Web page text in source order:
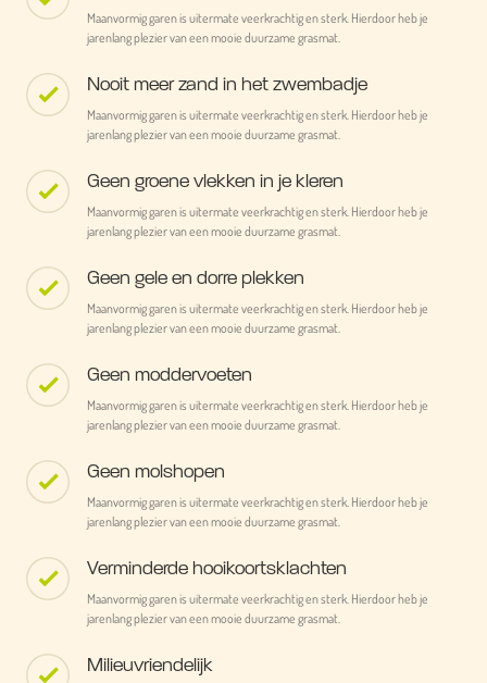
Maanvormig garen is uitermate veerkrachtig en sterk. Hierdoor heb je
jarenlang plezier van een mooie duurzame grasmat.
Nooit meer zand in het zwembadje
Maanvormig garen is uitermate veerkrachtig en sterk. Hierdoor heb je
jarenlang plezier van een mooie duurzame grasmat.
Geen groene vlekken in je kleren
Maanvormig garen is uitermate veerkrachtig en sterk. Hierdoor heb je
jarenlang plezier van een mooie duurzame grasmat.
Geen gele en dorre plekken
Maanvormig garen is uitermate veerkrachtig en sterk. Hierdoor heb je
jarenlang plezier van een mooie duurzame grasmat.
Geen moddervoeten
Maanvormig garen is uitermate veerkrachtig en sterk. Hierdoor heb je
jarenlang plezier van een mooie duurzame grasmat.
Geen molshopen
Maanvormig garen is uitermate veerkrachtig en sterk. Hierdoor heb je
jarenlang plezier van een mooie duurzame grasmat.
Verminderde hooikoortsklachten
Maanvormig garen is uitermate veerkrachtig en sterk. Hierdoor heb je
jarenlang plezier van een mooie duurzame grasmat.
Milieuvriendelijk